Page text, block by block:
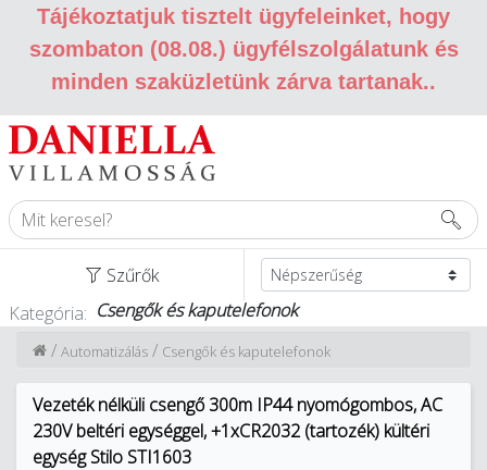
Tájékoztatjuk tisztelt ügyfeleinket, hogy
szombaton (08.08.) ügyfélszolgálatunk és
minden szaküzletünk zárva tartanak..
Szűrők
Kategória: Csengők és kaputelefonok
Csengők és kaputelefonok
/
Automatizálás
/
Vezeték nélküli csengő 300m IP44 nyomógombos, AC
230V beltéri egységgel, +1xCR2032 (tartozék) kültéri
egység Stilo STI1603